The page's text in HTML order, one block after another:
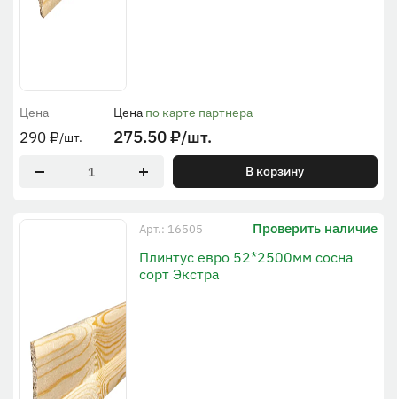
Цена
290₽/шт.
Цена по карте партнера
275.50₽/шт.
В корзину
Арт.: 16505 Проверить наличие
Плинтус евро 52*2500мм сосна
сорт Экстра